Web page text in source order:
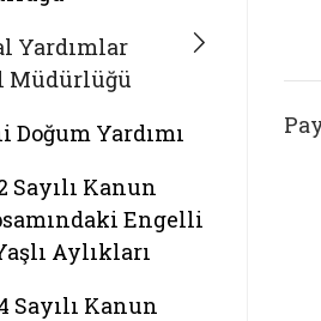
Yardımlar
Müdürlüğü
Doğum Yardımı
Sayılı Kanun
Engelli
Aylıkları
Sayılı Kanun